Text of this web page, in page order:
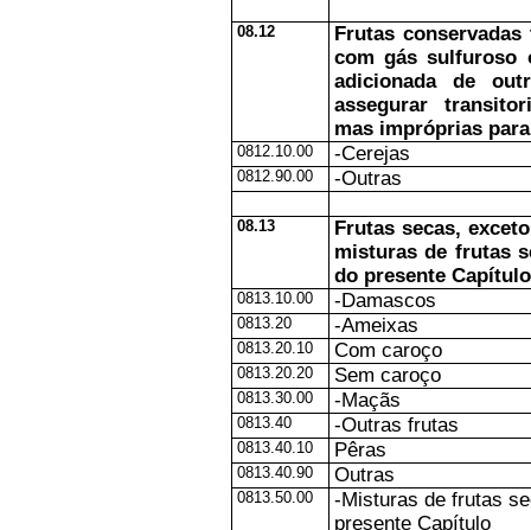
08.12
Frutas
com gás sulfuroso
adicionada de
assegurar
mas impróprias
0812.10.00 -Cerejas
0812.90.00 -Outras
08.13
Frutas secas,
misturas de frutas
do presente
0813.10.00 -Damascos
0813.20 -Ameixas
0813.20.10 Com caroço
0813.20.20 Sem caroço
0813.30.00 -Maçãs
0813.40 -Outras frutas
0813.40.10 Pêras
0813.40.90 Outras
0813.50.00
-Misturas de frutas
presente Capítulo